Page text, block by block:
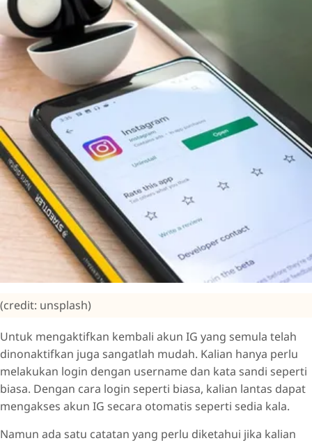
(credit: unsplash)
Untuk mengaktifkan kembali akun IG yang semula telah
dinonaktifkan juga sangatlah mudah. Kalian hanya perlu
melakukan login dengan username dan kata sandi seperti
biasa. Dengan cara login seperti biasa, kalian lantas dapat
mengakses akun IG secara otomatis seperti sedia kala.
Namun ada satu catatan yang perlu diketahui jika kalian